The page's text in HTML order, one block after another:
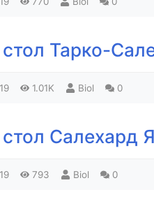
Тарко-
1.01K Biol 0
Салехард
793 Biol 0